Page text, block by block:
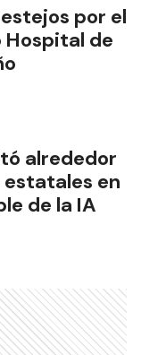
por el
de
alrededor
en
de la IA